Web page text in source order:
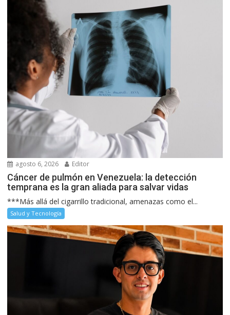
agosto 6, 2026 Editor
Cáncer de pulmón en Venezuela: la detección
temprana es la gran aliada para salvar vidas
***Más allá del cigarrillo tradicional, amenazas como el...
Salud y Tecnología